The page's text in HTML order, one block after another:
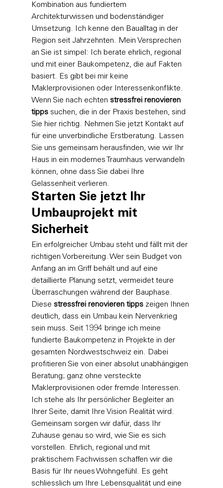
Kombination aus fundiertem
Architekturwissen und bodenständiger
Umsetzung. Ich kenne den Baualltag in der
Region seit Jahrzehnten. Mein Versprechen
an Sie ist simpel: Ich berate ehrlich, regional
und mit einer Baukompetenz, die auf Fakten
basiert. Es gibt bei mir keine
Maklerprovisionen oder Interessenkonflikte.
Wenn Sie nach echten stressfrei renovieren
tipps suchen, die in der Praxis bestehen, sind
Sie hier richtig. Nehmen Sie jetzt Kontakt auf
für eine unverbindliche Erstberatung. Lassen
Sie uns gemeinsam herausfinden, wie wir Ihr
Haus in ein modernes Traumhaus verwandeln
können, ohne dass Sie dabei Ihre
Gelassenheit verlieren.
Starten Sie jetzt Ihr
Umbauprojekt mit
Sicherheit
Ein erfolgreicher Umbau steht und fällt mit der
richtigen Vorbereitung. Wer sein Budget von
Anfang an im Griff behält und auf eine
detaillierte Planung setzt, vermeidet teure
Überraschungen während der Bauphase.
Diese stressfrei renovieren tipps zeigen Ihnen
deutlich, dass ein Umbau kein Nervenkrieg
sein muss. Seit 1994 bringe ich meine
fundierte Baukompetenz in Projekte in der
gesamten Nordwestschweiz ein. Dabei
profitieren Sie von einer absolut unabhängigen
Beratung; ganz ohne versteckte
Maklerprovisionen oder fremde Interessen.
Ich stehe als Ihr persönlicher Begleiter an
Ihrer Seite, damit Ihre Vision Realität wird.
Gemeinsam sorgen wir dafür, dass Ihr
Zuhause genau so wird, wie Sie es sich
vorstellen. Ehrlich, regional und mit
praktischem Fachwissen schaffen wir die
Basis für Ihr neues Wohngefühl. Es geht
schliesslich um Ihre Lebensqualität und eine